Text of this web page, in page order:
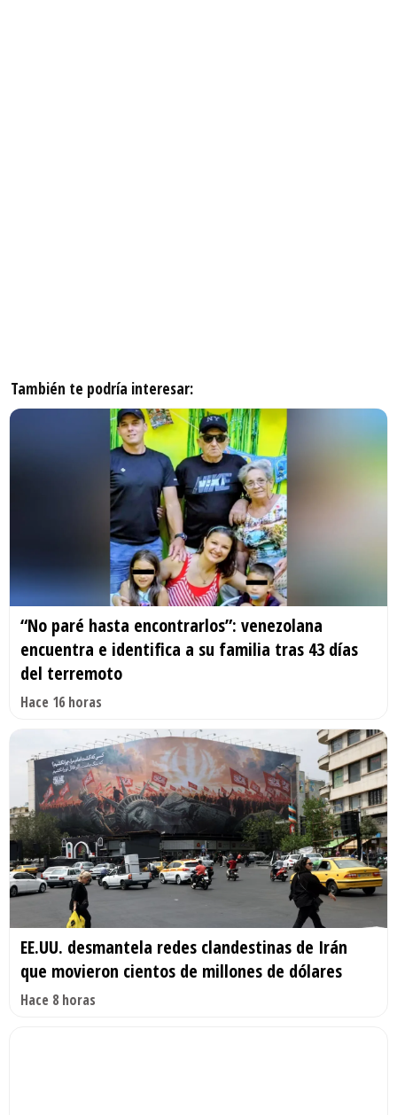
También te podría interesar:
“No paré hasta encontrarlos”: venezolana
encuentra e identifica a su familia tras 43 días
del terremoto
Hace 16 horas
EE.UU. desmantela redes clandestinas de Irán
que movieron cientos de millones de dólares
Hace 8 horas